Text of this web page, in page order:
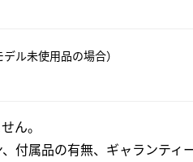
ル未使用品の場合）
ん。
付属品の有無、ギャランティ